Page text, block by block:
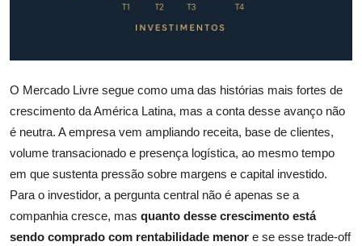
Investimentos
Seguro de Vida
Motores do Brasil
O Mercado Livre segue como uma das histórias mais fortes de
crescimento da América Latina, mas a conta desse avanço não
é neutra. A empresa vem ampliando receita, base de clientes,
volume transacionado e presença logística, ao mesmo tempo
em que sustenta pressão sobre margens e capital investido.
Para o investidor, a pergunta central não é apenas se a
companhia cresce, mas quanto desse crescimento está
sendo comprado com rentabilidade menor e se esse trade-off